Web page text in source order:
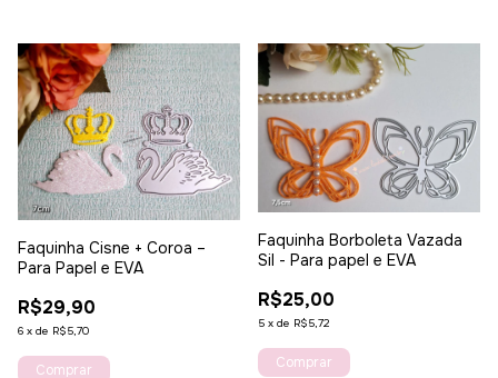
Faquinha Cisne + Coroa –
Para Papel e EVA
R$29,90
6 x de R$5,70
Faquinha Borboleta Vazada
Sil - Para papel e EVA
R$25,00
5 x de R$5,72